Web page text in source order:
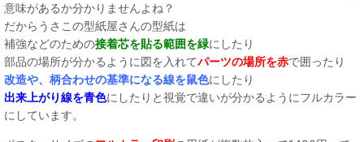
意味があるか分かりませんよね？
だからうさこの型紙屋さんの型紙は
補強などのための接着芯を貼る範囲を緑にしたり
部品の場所が分かるように図を入れてパーツの場所を赤で囲ったり
改造や、柄合わせの基準になる線を鼠色にしたり
出来上がり線を青色にしたりと視覚で違いが分かるようにフルカラー
にしています。